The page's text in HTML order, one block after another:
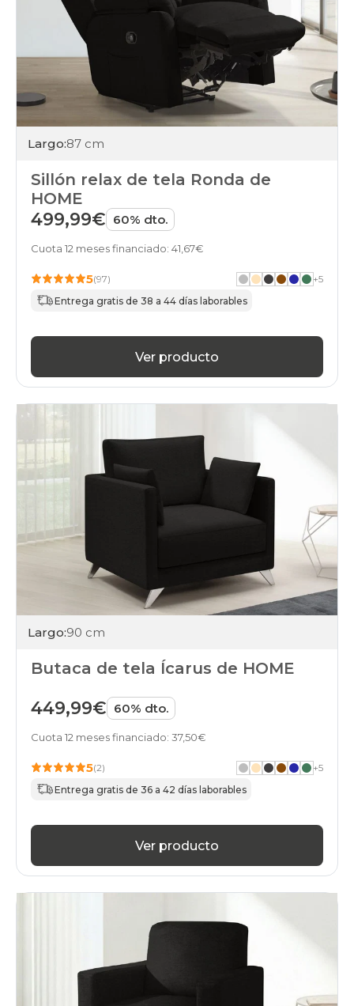
Largo:87 cm
Sillón relax de tela Ronda de
HOME
499,99€ 60% dto.
Cuota 12 meses financiado: 41,67€
5(97) +5
Entrega gratis de 38 a 44 días laborables
Ver producto
Largo:90 cm
Butaca de tela Ícarus de HOME
449,99€ 60% dto.
Cuota 12 meses financiado: 37,50€
5(2) +5
Entrega gratis de 36 a 42 días laborables
Ver producto